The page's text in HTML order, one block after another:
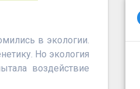
в экологии.
Но экология
воздействие